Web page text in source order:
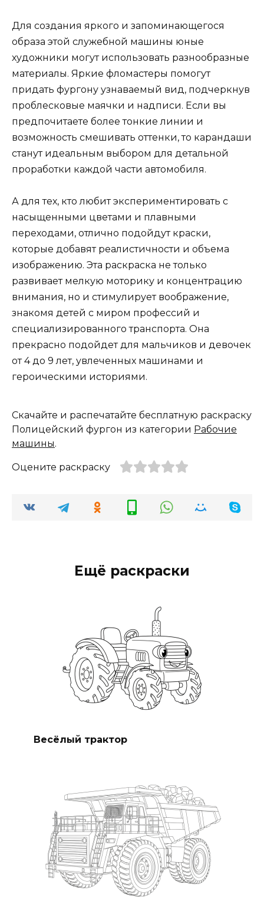
Для создания яркого и запоминающегося
образа этой служебной машины юные
художники могут использовать разнообразные
материалы. Яркие фломастеры помогут
придать фургону узнаваемый вид, подчеркнув
проблесковые маячки и надписи. Если вы
предпочитаете более тонкие линии и
возможность смешивать оттенки, то карандаши
станут идеальным выбором для детальной
проработки каждой части автомобиля.
А для тех, кто любит экспериментировать с
насыщенными цветами и плавными
переходами, отлично подойдут краски,
которые добавят реалистичности и объема
изображению. Эта раскраска не только
развивает мелкую моторику и концентрацию
внимания, но и стимулирует воображение,
знакомя детей с миром профессий и
специализированного транспорта. Она
прекрасно подойдет для мальчиков и девочек
от 4 до 9 лет, увлеченных машинами и
героическими историями.
Скачайте и распечатайте бесплатную раскраску
Полицейский фургон из категории Рабочие
машины.
Оцените раскраску
Ещё раскраски
Весёлый трактор